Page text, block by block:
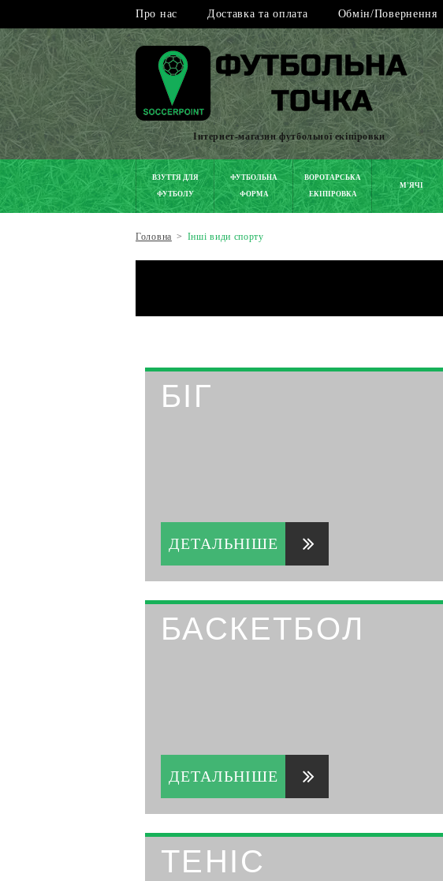
Про нас Доставка та оплата Обмін/Повернення
Інтернет-магазин футбольної екіпіровки
ВЗУТТЯ ДЛЯ
ФУТБОЛУ
ФУТБОЛЬНА
ФОРМА
ВОРОТАРСЬКА
ЕКІПІРОВКА
М'ЯЧІ
Головна > Інші види спорту
БІГ
ДЕТАЛЬНІШЕ
БАСКЕТБОЛ
ДЕТАЛЬНІШЕ
ТЕНІС